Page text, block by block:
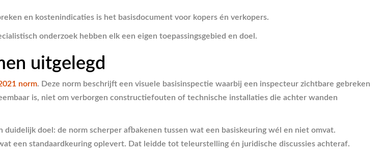
en kostenindicaties is het basisdocument voor kopers én verkopers.
onderzoek hebben elk een eigen toepassingsgebied en doel.
uitgelegd
norm. Deze norm beschrijft een visuele basisinspectie waarbij een inspecteur zichtbare gebreken
is, niet om verborgen constructiefouten of technische installaties die achter wanden
doel: de norm scherper afbakenen tussen wat een basiskeuring wél en niet omvat.
een standaardkeuring oplevert. Dat leidde tot teleurstelling én juridische discussies achteraf.